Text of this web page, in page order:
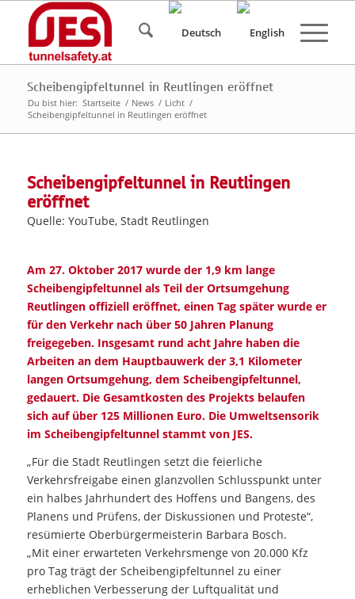
Scheibengipfeltunnel in Reutlingen eröffnet
Du bist hier: Startseite / News / Licht /
Scheibengipfeltunnel in Reutlingen eröffnet
Scheibengipfeltunnel in Reutlingen
eröffnet
Quelle: YouTube, Stadt Reutlingen
Am 27. Oktober 2017 wurde der 1,9 km lange
Scheibengipfeltunnel als Teil der Ortsumgehung
Reutlingen offiziell eröffnet, einen Tag später wurde er
für den Verkehr nach über 50 Jahren Planung
freigegeben. Insgesamt rund acht Jahre haben die
Arbeiten an dem Hauptbauwerk der 3,1 Kilometer
langen Ortsumgehung, dem Scheibengipfeltunnel,
gedauert. Die Gesamtkosten des Projekts belaufen
sich auf über 125 Millionen Euro. Die Umweltsensorik
im Scheibengipfeltunnel stammt von JES.
„Für die Stadt Reutlingen setzt die feierliche
Verkehrsfreigabe einen glanzvollen Schlusspunkt unter
ein halbes Jahrhundert des Hoffens und Bangens, des
Planens und Prüfens, der Diskussionen und Proteste“,
resümierte Oberbürgermeisterin Barbara Bosch.
„Mit einer erwarteten Verkehrsmenge von 20.000 Kfz
pro Tag trägt der Scheibengipfeltunnel zu einer
erheblichen Verbesserung der Luftqualität und